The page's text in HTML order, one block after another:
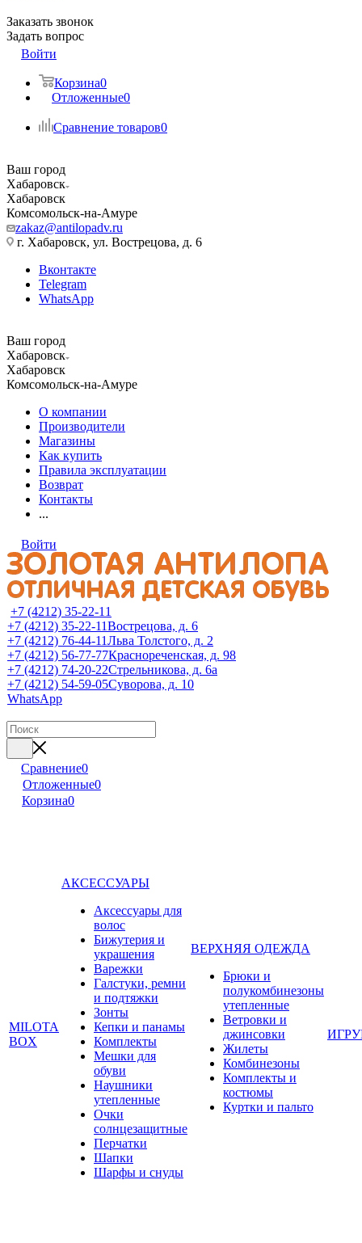
Заказать звонок
Задать вопрос
Войти
Корзина0
Отложенные0
Сравнение товаров0
Ваш город
Хабаровск
Хабаровск
Комсомольск-на-Амуре
zakaz@antilopadv.ru
г. Хабаровск, ул. Вострецова, д. 6
Вконтакте
Telegram
WhatsApp
Ваш город
Хабаровск
Хабаровск
Комсомольск-на-Амуре
О компании
Производители
Магазины
Как купить
Правила эксплуатации
Возврат
Контакты
...
Войти
+7 (4212) 35-22-11
+7 (4212) 35-22-11Вострецова, д. 6
+7 (4212) 76-44-11Льва Толстого, д. 2
+7 (4212) 56-77-77Краснореченская, д. 98
+7 (4212) 74-20-22Стрельникова, д. 6а
+7 (4212) 54-59-05Суворова, д. 10
WhatsApp
Сравнение0
Отложенные0
Корзина0
MILOTA
BOX
АКСЕССУАРЫ
Аксессуары для
волос
Бижутерия и
украшения
Варежки
Галстуки, ремни
и подтяжки
Зонты
Кепки и панамы
Комплекты
Мешки для
обуви
Наушники
утепленные
Очки
солнцезащитные
Перчатки
Шапки
Шарфы и снуды
ВЕРХНЯЯ ОДЕЖДА
Брюки и
полукомбинезоны
утепленные
Ветровки и
джинсовки
Жилеты
Комбинезоны
Комплекты и
костюмы
Куртки и пальто